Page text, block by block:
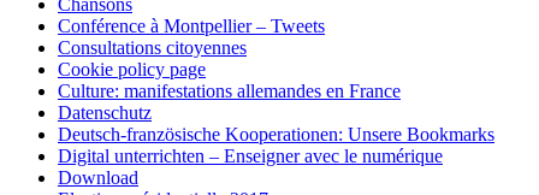
Conférence à Montpellier – Tweets
Consultations citoyennes
Cookie policy page
Culture: manifestations allemandes en France
Datenschutz
Deutsch-französische Kooperationen: Unsere Bookmarks
Digital unterrichten – Enseigner avec le numérique
Download